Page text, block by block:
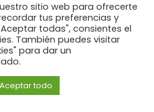
sitio web para ofrecerte
tus preferencias y
todas", consientes el
También puedes visitar
para dar un
Aceptar todo